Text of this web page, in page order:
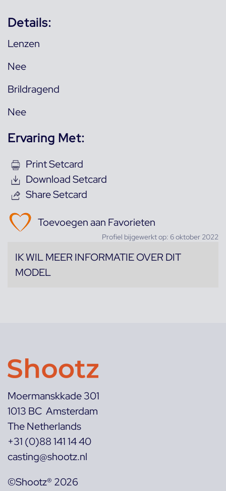
Details:
Lenzen
Nee
Brildragend
Nee
Ervaring Met:
Print Setcard
Download Setcard
Share Setcard
Toevoegen aan Favorieten
Profiel bijgewerkt op: 6 oktober 2022
IK WIL MEER INFORMATIE OVER DIT
MODEL
Moermanskkade 301
1013 BC Amsterdam
The Netherlands
+31 (0)88 141 14 40
casting@shootz.nl
©Shootz® 2026